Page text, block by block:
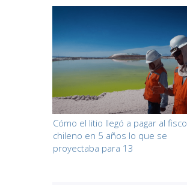
Cómo el litio llegó a pagar al fisco
chileno en 5 años lo que se
proyectaba para 13